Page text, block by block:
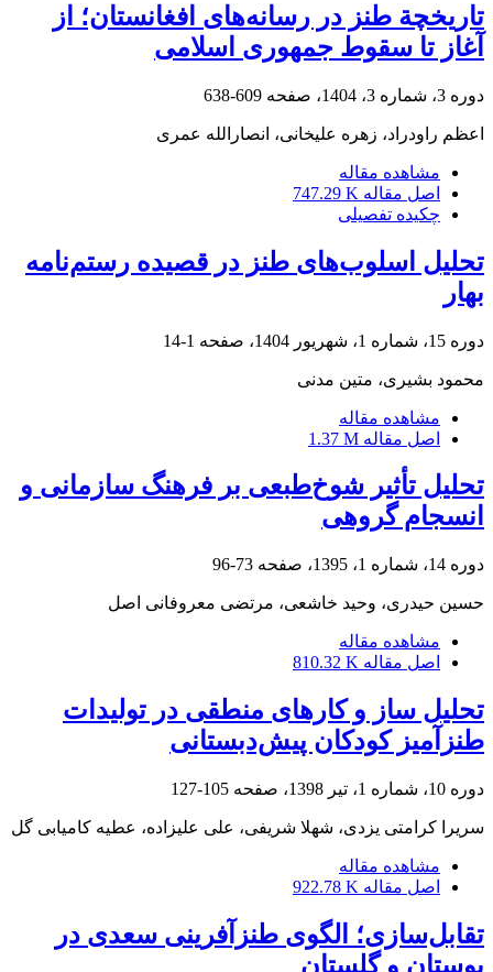
تاریخچة‌ طنز در رسانه‌های افغانستان؛ از
آغاز تا سقوط جمهوری اسلامی
دوره 3، شماره 3، 1404، صفحه 609-638
اعظم راودراد، زهره علیخانی، انصارالله عمری
مشاهده مقاله
اصل مقاله 747.29 K
چکیده تفصیلی
تحلیل اسلوب‌های طنز در قصیده رستم‌نامه
بهار
دوره 15، شماره 1، شهریور 1404، صفحه 1-14
محمود بشیری، متین مدنی
مشاهده مقاله
اصل مقاله 1.37 M
تحلیل تأثیر شوخ‌طبعی بر فرهنگ سازمانی و
انسجام گروهی
دوره 14، شماره 1، 1395، صفحه 73-96
حسین حیدری، وحید خاشعی، مرتضی معروفانی اصل
مشاهده مقاله
اصل مقاله 810.32 K
تحلیل ساز و کارهای منطقی در تولیدات
طنزآمیز کودکان پیش‌دبستانی
دوره 10، شماره 1، تیر 1398، صفحه 105-127
سریرا کرامتی یزدی، شهلا شریفی، علی علیزاده، عطیه کامیابی گل
مشاهده مقاله
اصل مقاله 922.78 K
تقابل‌سازی؛ الگوی طنزآفرینی سعدی در
بوستان و گلستان